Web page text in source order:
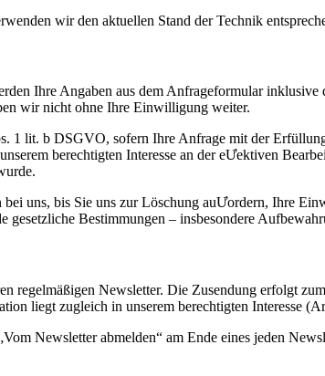
wir den aktuellen Stand der Technik
Ihre Angaben aus dem Anfrageformular
wir nicht ohne Ihre Einwilligung weiter.
1 lit. b DSGVO, sofern Ihre Anfrage mit der
berechtigten Interesse an der eƯektiven
uns, bis Sie uns zur Löschung auƯordern, Ihre
Bestimmungen – insbesondere
Newsletter. Die Zusendung erfolgt
liegt zugleich in unserem berechtigten Interesse
Newsletter abmelden“ am Ende eines jeden